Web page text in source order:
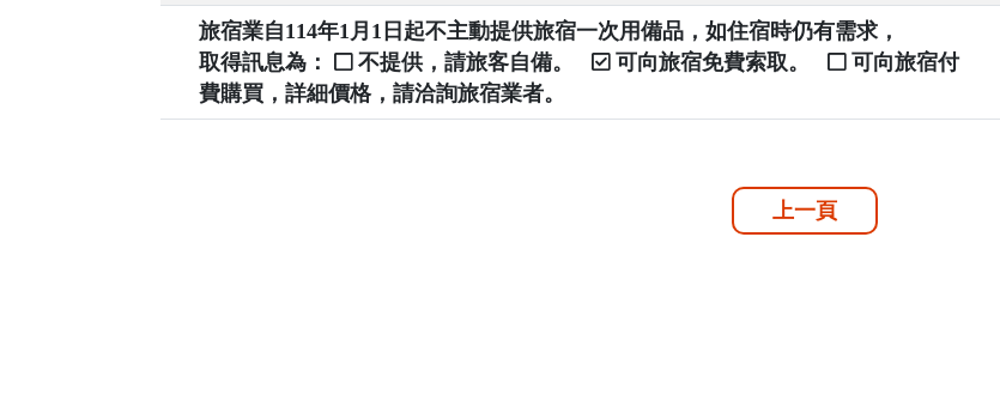
旅宿業自114年1月1日起不主動提供旅宿一次用備品，如住宿時仍有需求，
取得訊息為：
不提供，請旅客自備。 可向旅宿免費索取。
可向旅宿付
費購買，詳細價格，請洽詢旅宿業者。
上一頁